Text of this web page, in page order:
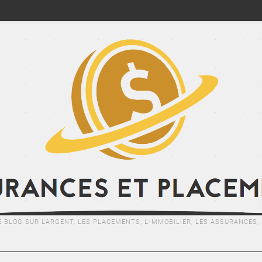
BLOG SUR L'ARGENT, LES PLACEMENTS, L'IMMOBILIER, LES ASSURANCES,